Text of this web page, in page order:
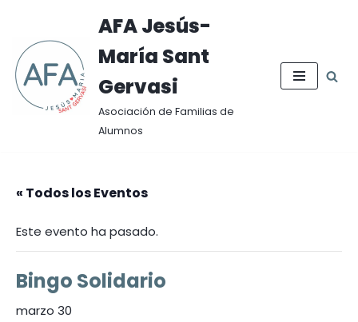
Saltar
al
contenido
AFA Jesús-
María Sant
Gervasi
Asociación de Familias de
Alumnos
« Todos los Eventos
Este evento ha pasado.
Bingo Solidario
marzo 30